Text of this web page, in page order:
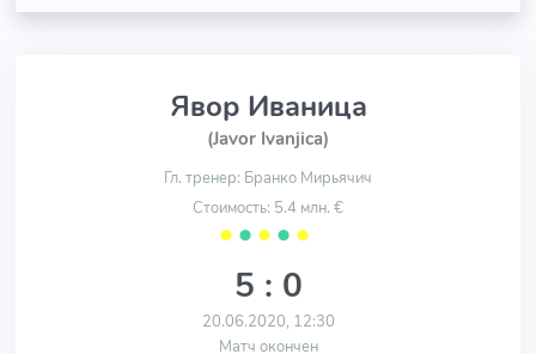
Явор Иваница
(Javor Ivanjica)
Гл. тренер: Бранко Мирьячич
Стоимость: 5.4 млн. €
⬤ ⬤ ⬤ ⬤ ⬤
5 : 0
20.06.2020, 12:30
Матч окончен